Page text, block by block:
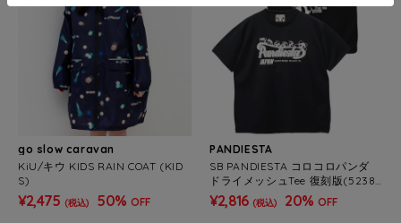
go slow caravan
KiU/キウ KIDS RAIN COAT (KID
S)
¥2,475 (税込) 50% OFF
PANDIESTA
SB PANDIESTA コロコロパンダ
ドライメッシュTee 復刻版(52387
7A MENS/WOMENS)
¥2,816 (税込) 20% OFF